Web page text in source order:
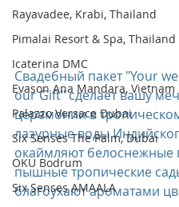
Rayavadee, Krabi, Thailand
Pimalai Resort & Spa, Thailand
Icaterina DMC
Evason Ana Mandara, Vietnam
Palazzo Versace Dubai
Six Senses The Palm, Dubai
OKU Bodrum
Six Senses AMAALA
Свадебный пакет "Your
our Gift" сделает вашу
церемонии в
лазурные воды
окаймляют белоснежные
пышные тропические
благоухают ароматами